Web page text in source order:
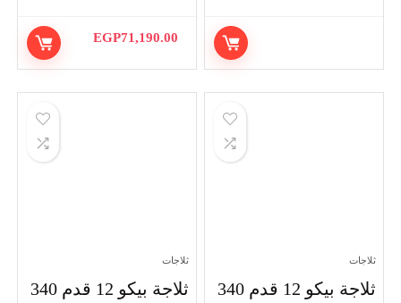
EGP71,190.00
ثلاجات
ثلاجة بيكو 12 قدم 340
ثلاجات
ثلاجة بيكو 12 قدم 340